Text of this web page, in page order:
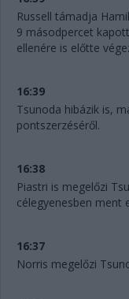
Russell támadja
9 másodpercet
ellenére is előtte
16:39
Tsunoda hibázik is,
pontszerzéséről.
16:38
Piastri is megelőzi
célegyenesben ment
16:37
Norris megelőzi